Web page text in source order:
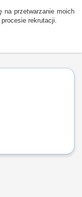
na przetwarzanie moich
rekrutacji.